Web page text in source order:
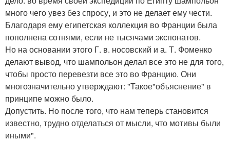
много чего увез без спросу, и это не делает ему чести.
Благодаря ему египетская коллекция во Франции была
пополнена сотнями, если не тысячами экспонатов.
Но на основании этого Г. в. носовский и а. Т. Фоменко
делают вывод, что шампольон делал все это не для того,
чтобы просто перевезти все это во Францию. Они
многозначительно утверждают: "Такое"объяснение" в
принципе можно было.
Допустить. Но после того, что нам теперь становится
известно, трудно отделаться от мысли, что мотивы были
иными".